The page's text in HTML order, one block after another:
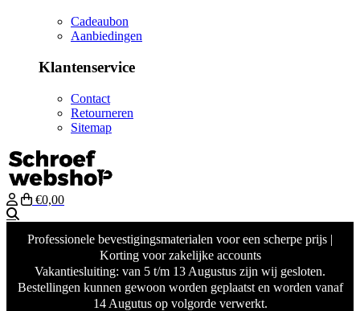
Cadeaubon
Aanbiedingen
Klantenservice
Contact
Retourneren
Sitemap
€0,00
Professionele bevestigingsmaterialen voor een scherpe prijs |
Korting voor zakelijke accounts
Vakantiesluiting: van 5 t/m 13 Augustus zijn wij gesloten.
Bestellingen kunnen gewoon worden geplaatst en worden vanaf
14 Augutus op volgorde verwerkt.